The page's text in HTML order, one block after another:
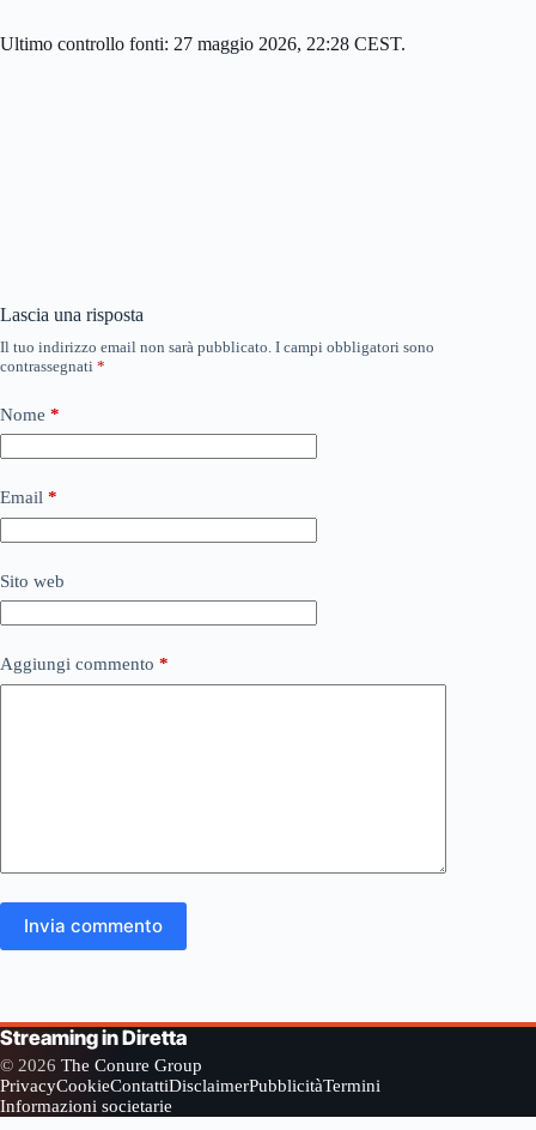
Ultimo controllo fonti: 27 maggio 2026, 22:28 CEST.
Lascia una risposta
Il tuo indirizzo email non sarà pubblicato. I campi obbligatori sono
contrassegnati *
Nome *
Email *
Sito web
Aggiungi commento *
Invia commento
Streaming in Diretta
© 2026 The Conure Group
PrivacyCookieContattiDisclaimerPubblicitàTermini
Informazioni societarie